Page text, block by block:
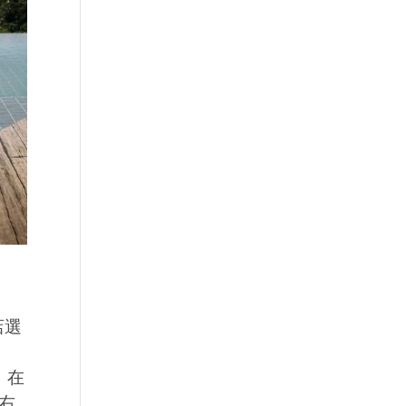
在